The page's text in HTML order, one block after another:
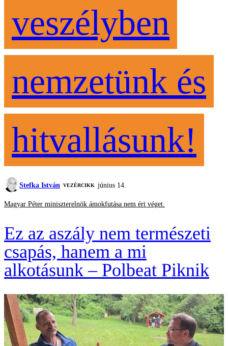
veszélyben
nemzetünk és
hitvallásunk!
Stefka István VEZÉRCIKK június 14.
Magyar Péter miniszterelnök ámokfutása nem ért véget.
Ez az aszály nem természeti
csapás, hanem a mi
alkotásunk – Polbeat Piknik